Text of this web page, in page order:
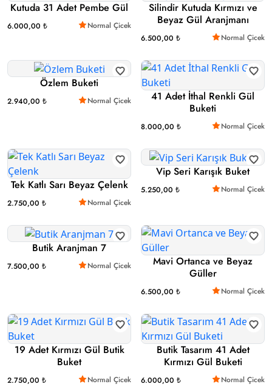
Kutuda 31 Adet Pembe Gül
6.000,00 ₺ Normal Çicek
Silindir Kutuda Kırmızı ve
Beyaz Gül Aranjmanı
6.500,00 ₺ Normal Çicek
Özlem Buketi
2.940,00 ₺ Normal Çicek
41 Adet İthal Renkli Gül
Buketi
8.000,00 ₺ Normal Çicek
Tek Katlı Sarı Beyaz Çelenk
2.750,00 ₺ Normal Çicek
Vip Seri Karışık Buket
5.250,00 ₺ Normal Çicek
Butik Aranjman 7
7.500,00 ₺ Normal Çicek
Mavi Ortanca ve Beyaz
Güller
6.500,00 ₺ Normal Çicek
19 Adet Kırmızı Gül Butik
Buket
2.750,00 ₺ Normal Çicek
Butik Tasarım 41 Adet
Kırmızı Gül Buketi
6.000,00 ₺ Normal Çicek